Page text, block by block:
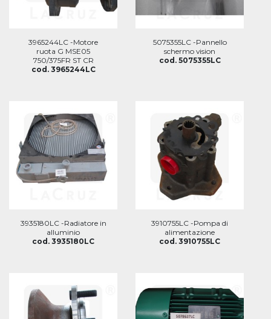
3965244LC -Motore
ruota G MSE05
750/375FR ST CR
cod. 3965244LC
5075355LC -Pannello
schermo vision
cod. 5075355LC
3935180LC -Radiatore in
alluminio
cod. 3935180LC
3910755LC -Pompa di
alimentazione
cod. 3910755LC